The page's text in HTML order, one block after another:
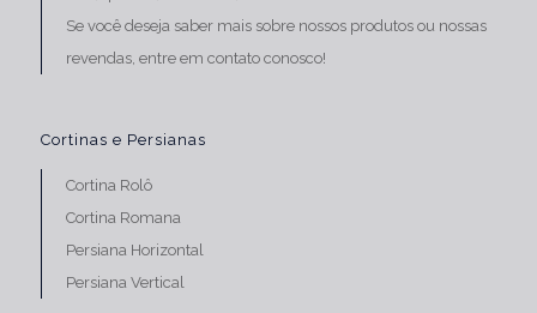
Se você deseja saber mais sobre nossos produtos ou nossas
revendas, entre em contato conosco!
Cortinas e Persianas
Cortina Rolô
Cortina Romana
Persiana Horizontal
Persiana Vertical